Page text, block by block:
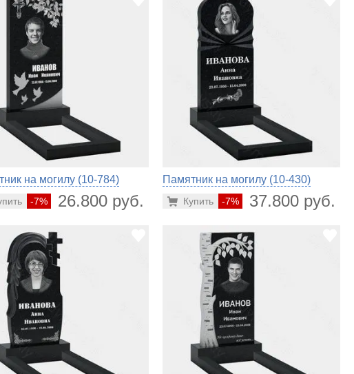
на могилу (10-784)
-7% 26.800 руб.
Памятник на могилу (10-430)
-7% 37.800 руб.
Купить